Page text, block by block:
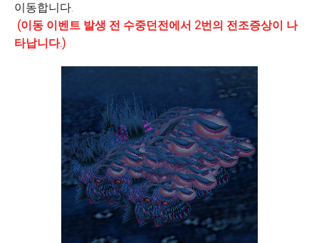
이동합니다.
(이동 이벤트 발생 전 수중던전에서 2번의 전조증상이 나
타납니다.)